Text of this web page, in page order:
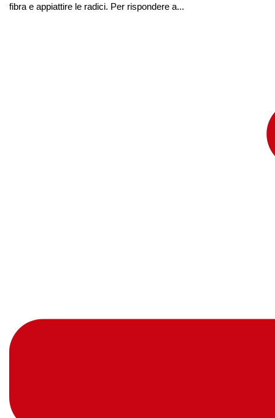
fibra e appiattire le radici. Per rispondere a...